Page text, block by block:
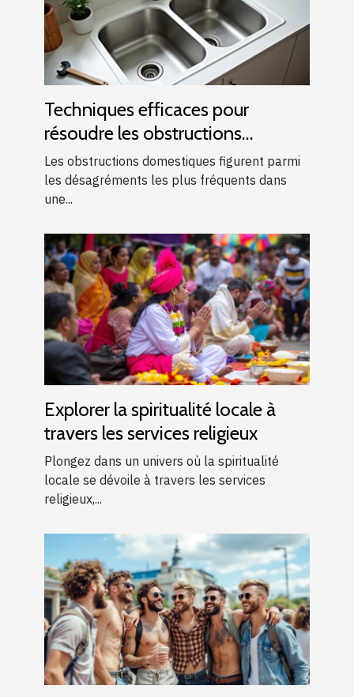
Techniques efficaces pour
résoudre les obstructions
domestiques courantes
Les obstructions domestiques figurent parmi
les désagréments les plus fréquents dans
une...
Explorer la spiritualité locale à
travers les services religieux
Plongez dans un univers où la spiritualité
locale se dévoile à travers les services
religieux,...